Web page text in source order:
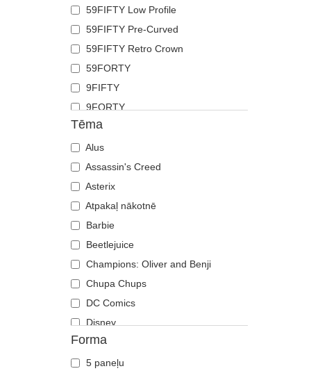
Galvaskauss
Gepards
Govs
Grifs
Haizivs
Jāņtārpiņš
Jenots
Kaija
Kaķis
Kaza
Ķirzaka
Koijots
Krabis
Krokodils
Labradoras retrīvers
Lācis
Lapsa
Lauva
Lauva
59FIFTY Low Profile
59FIFTY Pre-Curved
59FIFTY Retro Crown
59FORTY
9FIFTY
9FORTY
9FORTY APEX
9FORTY M-Crown
9SEVENTY
9TWENTY
A Frame
Casual Classic
E Frame
Open Back
Runner
The 90s
The Ball
The Retro
The Snap
Tēma
Alus
Assassin's Creed
Asterix
Atpakaļ nākotnē
Barbie
Beetlejuice
Champions: Oliver and Benji
Chupa Chups
DC Comics
Disney
Dragon Ball
Es, ļaundaris
Forma
5 paneļu